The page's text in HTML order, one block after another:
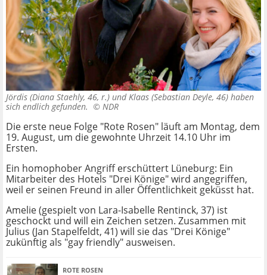
Jördis (Diana Staehly, 46, r.) und Klaas (Sebastian Deyle, 46) haben
sich endlich gefunden. © NDR
Die erste neue Folge "Rote Rosen" läuft am Montag, dem
19. August, um die gewohnte Uhrzeit 14.10 Uhr im
Ersten.
Ein homophober Angriff erschüttert Lüneburg: Ein
Mitarbeiter des Hotels "Drei Könige" wird angegriffen,
weil er seinen Freund in aller Öffentlichkeit geküsst hat.
Amelie (gespielt von Lara-Isabelle Rentinck, 37) ist
geschockt und will ein Zeichen setzen. Zusammen mit
Julius (Jan Stapelfeldt, 41) will sie das "Drei Könige"
zukünftig als "gay friendly" ausweisen.
ROTE ROSEN